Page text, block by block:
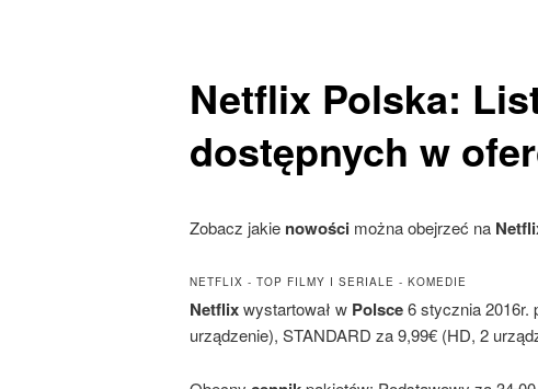
Netflix Polska:
dostępnych w
Zobacz jakie nowości można obejrzeć na
NETFLIX - TOP FILMY I SERIALE - KOMEDIE
Netflixwystartował w Polsce6 stycznia
urządzenie), STANDARD za 9,99€ (HD, 2